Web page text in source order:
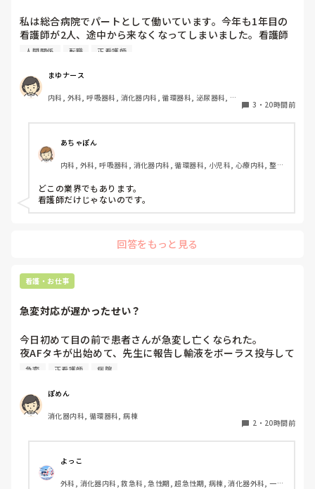
私は総合病院でパートとして働いています。今年も1年目の
看護師が2人、途中から来なくなってしまいました。看護師
として働いていると、指導の場面で「そこまで強く言わなく
患者さんの安全を守るために、厳しく伝えなければならない
場面があることは理解しています。ただ、内容よりも言い方
こうした厳しい指導や人間関係は、看護師という職業ならで
はなのでしょうか。それとも、他の職種でも同じようなこと
はあるのでしょうか？看護師以外の仕事を経験したことがあ
る方や、転職経験のある方のお話も聞いてみたいです。
人間関係 転職 正看護師
まゆナース
内科, 外科, 呼吸器科, 消化器内科, 循環器科, 泌尿器科, 病
3 ・ 20時間前
あちゃぽん
内科, 外科, 呼吸器科, 消化器内科, 循環器科, 小児科, 心療内科, 整形
合診療科, 救急科, 超急性期, ICU, CCU, HCU, その他の科, ママナー
ス, 外来, 神経内科, 脳神経外科, NICU, 消化器外科, 一般病院, 慢性
期, 回復期, 終末期, オペ室, 透析, 検診・健診
どこの業界でもあります。
看護師だけじゃないのです。
回答をもっと見る
看護・お仕事
急変対応が遅かったせい？
今日初めて目の前で患者さんが急変し亡くなられた。
夜AFタキが出始めて、先生に報告し輸液をボーラス投与して
AF波形のままだったけど徐々にレートも落ち着いたし患者
またレートが上がり出したので先生に電話をかけた途端急に
VT波形に移行した。その後VF波形になって、今の今まで話
してた患者さんが目の前で痙攣して亡くなってしまった。
私の判断が遅かったから？DCが病棟に置いてなくてAEDで対
応したから？と、色々悩んでしまいます。
急変 正看護師 病院
ぽめん
消化器内科, 循環器科, 病棟
2 ・ 20時間前
よっこ
外科, 消化器内科, 救急科, 急性期, 超急性期, 病棟, 消化器外科, 一般